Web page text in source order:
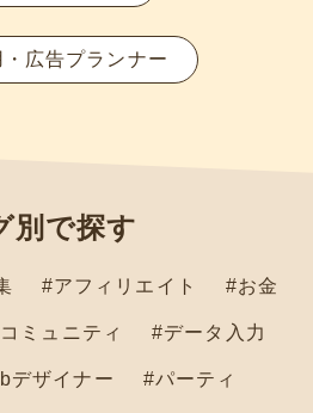
・広告プランナー
別で探す
#アフィリエイト #お金
ミュニティ #データ入力
デザイナー #パーティ